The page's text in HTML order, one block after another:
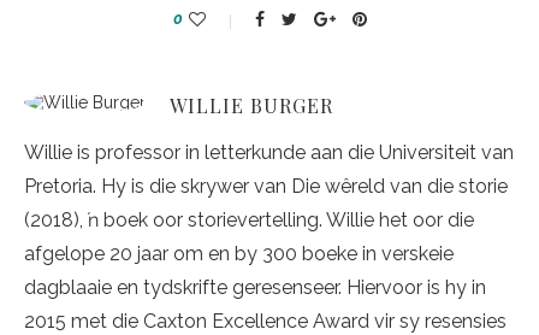
0
WILLIE BURGER
Willie is professor in letterkunde aan die Universiteit van
Pretoria. Hy is die skrywer van Die wêreld van die storie
(2018), ŉ boek oor storievertelling. Willie het oor die
afgelope 20 jaar om en by 300 boeke in verskeie
dagblaaie en tydskrifte geresenseer. Hiervoor is hy in
2015 met die Caxton Excellence Award vir sy resensies